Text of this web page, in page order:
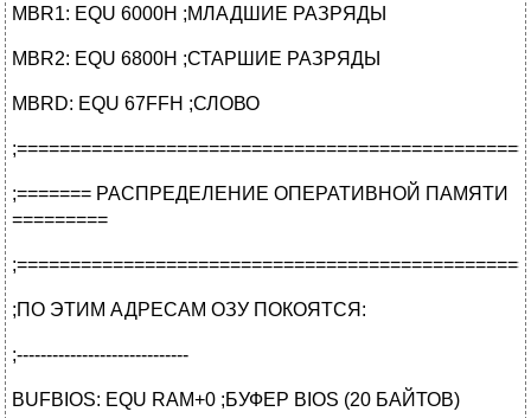
MBR1: EQU 6000H ;МЛАДШИЕ РАЗРЯДЫ
MBR2: EQU 6800H ;СТАРШИЕ РАЗРЯДЫ
MBRD: EQU 67FFH ;СЛОВО
;======= РАСПРЕДЕЛЕНИЕ ОПЕРАТИВНОЙ ПАМЯТИ
=========
;ПО ЭТИМ АДРЕСАМ ОЗУ ПОКОЯТСЯ:
;-----------------------------
BUFBIOS: EQU RAM+0 ;БУФЕР BIOS (20 БАЙТОВ)